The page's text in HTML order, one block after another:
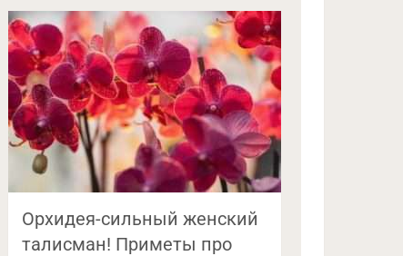
Орхидея-сильный женский
талисман! Приметы про